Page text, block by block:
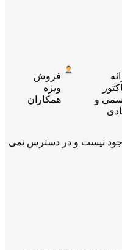
و
فروش
ویژه
همکاران
نیست و در دسترس نمی